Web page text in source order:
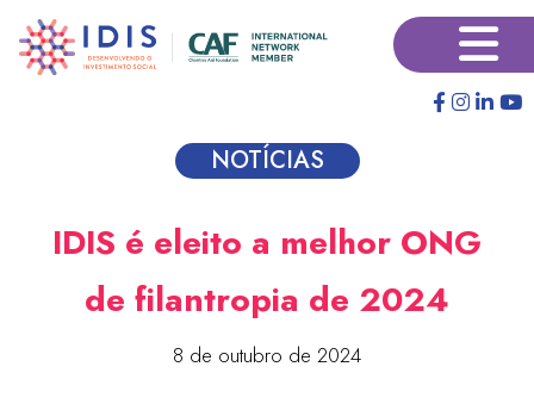
para
×
NOTÍCIAS
IDIS é eleito a melhor ONG
de filantropia de 2024
8 de outubro de 2024